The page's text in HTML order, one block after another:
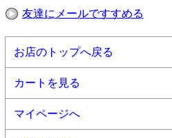
食塩相当量 1.0g
友達にメールですすめる
お店のトップへ戻る
カートを見る
マイページへ